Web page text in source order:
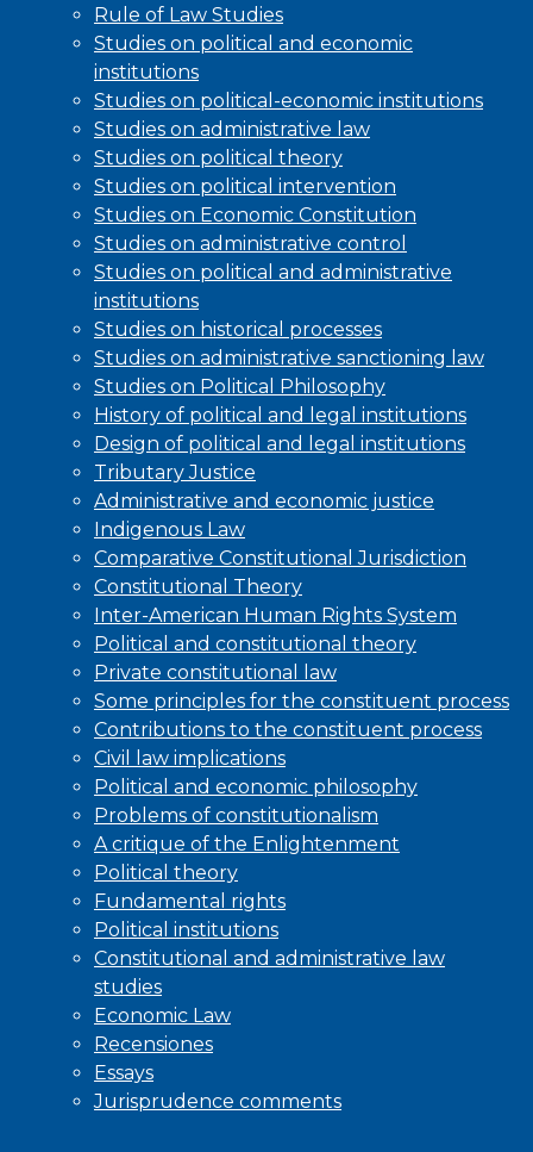
Rule of Law Studies
Studies on political and economic
institutions
Studies on political-economic institutions
Studies on administrative law
Studies on political theory
Studies on political intervention
Studies on Economic Constitution
Studies on administrative control
Studies on political and administrative
institutions
Studies on historical processes
Studies on administrative sanctioning law
Studies on Political Philosophy
History of political and legal institutions
Design of political and legal institutions
Tributary Justice
Administrative and economic justice
Indigenous Law
Comparative Constitutional Jurisdiction
Constitutional Theory
Inter-American Human Rights System
Political and constitutional theory
Private constitutional law
Some principles for the constituent process
Contributions to the constituent process
Civil law implications
Political and economic philosophy
Problems of constitutionalism
A critique of the Enlightenment
Political theory
Fundamental rights
Political institutions
Constitutional and administrative law
studies
Economic Law
Recensiones
Essays
Jurisprudence comments